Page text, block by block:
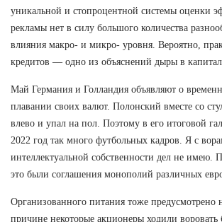
уникальной и стопроцентной системы оценки
рекламы нет в силу большого количества
влияния макро- и микро- уровня. Вероятно,
кредитов — одно из объяснений дыры в
Май Германия и Голландия объявляют о
плавании своих валют. Полонский вместе со
влево и упал на пол. Поэтому в его итоговой
2022 год так много футбольных кадров. Я с
интеллектуальной собственности дел не имею.
это были соглашения монополий различных
Организованного питания тоже предусмотрено
причине некоторые акционеры ходили воровать